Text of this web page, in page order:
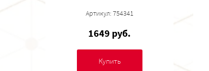
Артикул: 754341
1649 руб.
Купить